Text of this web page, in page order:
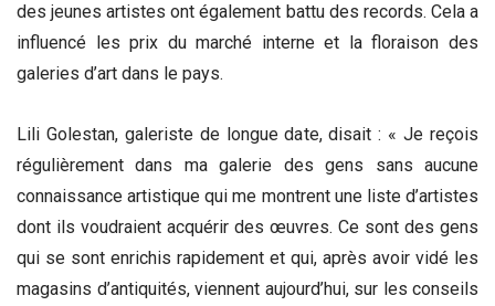
des jeunes artistes ont également battu des records. Cela a
influencé les prix du marché interne et la floraison des
galeries d’art dans le pays.
Lili Golestan, galeriste de longue date, disait : « Je reçois
régulièrement dans ma galerie des gens sans aucune
connaissance artistique qui me montrent une liste d’artistes
dont ils voudraient acquérir des œuvres. Ce sont des gens
qui se sont enrichis rapidement et qui, après avoir vidé les
magasins d’antiquités, viennent aujourd’hui, sur les conseils